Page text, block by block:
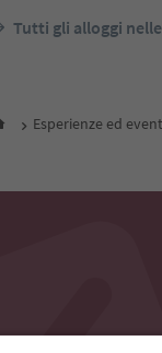
Tutti gli alloggi
Esperienze ed